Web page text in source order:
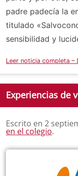
padre padecía la
titulado
sensibilidad y
Leer noticia completa –
Experiencias de
Escrito en 2
en el colegio.